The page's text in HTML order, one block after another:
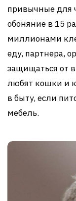
привычные для
обоняние в 15
миллионами
еду, партнера,
защищаться от
любят кошки и
в быту, если
мебель.